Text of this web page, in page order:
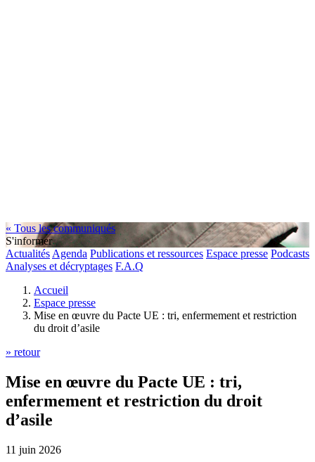
« Tous les communiqués
S'informer
Actualités Agenda Publications et ressources Espace presse Podcasts
Analyses et décryptages F.A.Q
Accueil
Espace presse
Mise en œuvre du Pacte UE : tri, enfermement et restriction
du droit d’asile
» retour
Mise en œuvre du Pacte UE : tri,
enfermement et restriction du droit
d’asile
11 juin 2026